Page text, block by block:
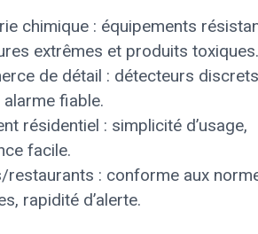
chimique : équipements
extrêmes et produits toxiques.
de détail : détecteurs
fiable.
résidentiel : simplicité d’usage,
facile.
restaurants : conforme aux
rapidité d’alerte.